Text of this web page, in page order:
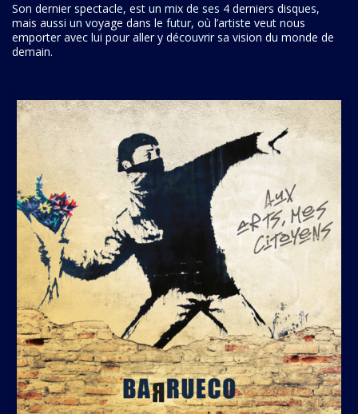
de la vôtre.
Son dernier spectacle, est un mix de ses 4 derniers disques,
mais aussi un voyage dans le futur, où l’artiste veut nous